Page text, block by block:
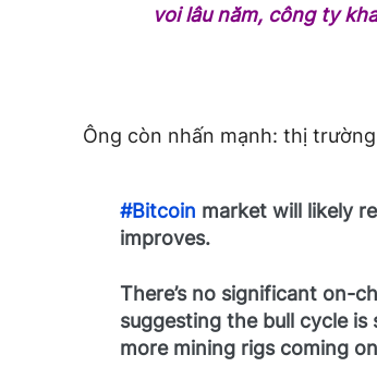
voi lâu năm, công ty
Ông còn nhấn mạnh: thị
#Bitcoin market will likely
improves.
There’s no significant on-
suggesting the bull cycle
more mining rigs coming